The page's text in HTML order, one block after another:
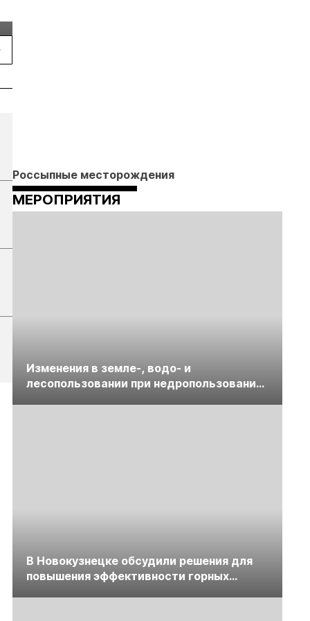
Россыпные месторождения
МЕРОПРИЯТИЯ
Изменения в земле-, водо- и
лесопользовании при недропользовании
В Новокузнецке обсудили решения для
повышения эффективности горных